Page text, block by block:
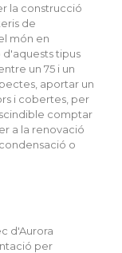
la construcció
de
món en
tipus
un 75 i un
aportar un
i cobertes, per
comptar
a la renovació
o
d'Aurora
per